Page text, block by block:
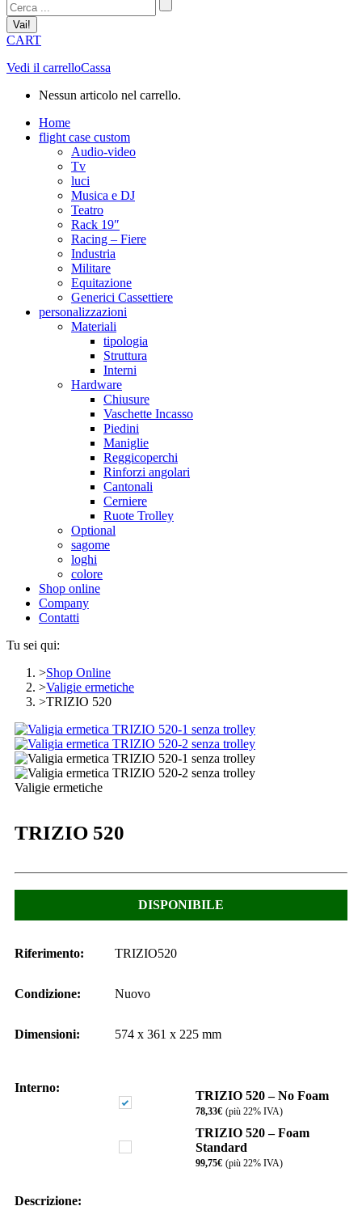
CART
Vedi il carrelloCassa
Nessun articolo nel carrello.
Home
flight case custom
Audio-video
Tv
luci
Musica e DJ
Teatro
Rack 19″
Racing – Fiere
Industria
Militare
Equitazione
Generici Cassettiere
personalizzazioni
Materiali
tipologia
Struttura
Interni
Hardware
Chiusure
Vaschette Incasso
Piedini
Maniglie
Reggicoperchi
Rinforzi angolari
Cantonali
Cerniere
Ruote Trolley
Optional
sagome
loghi
colore
Shop online
Company
Contatti
Tu sei qui:
Shop Online
Valigie ermetiche
TRIZIO 520
Valigie ermetiche
TRIZIO 520
DISPONIBILE
Riferimento: TRIZIO520
Condizione: Nuovo
Dimensioni: 574 x 361 x 225 mm
Interno:
TRIZIO 520 – No Foam
78,33€ (più 22% IVA)
TRIZIO 520 – Foam
Standard
99,75€ (più 22% IVA)
Descrizione: